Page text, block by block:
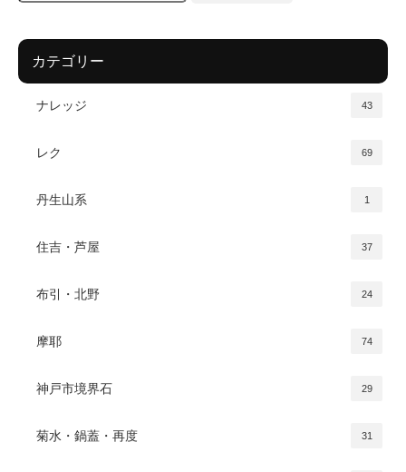
カテゴリー
ナレッジ 43
レク 69
丹生山系 1
住吉・芦屋 37
布引・北野 24
摩耶 74
神戸市境界石 29
菊水・鍋蓋・再度 31